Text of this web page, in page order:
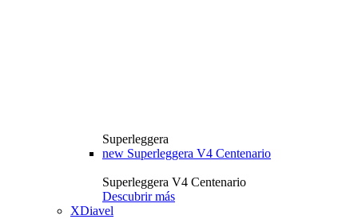
Superleggera
new Superleggera V4 Centenario
Superleggera V4 Centenario
Descubrir más
XDiavel